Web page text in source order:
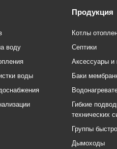
воду
воды
Продукция
Котлы
Септики
Аксессуары
Баки
Гибкие
технических
Группы
Дымоходы